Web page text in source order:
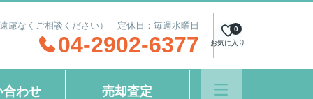
慮なくご相談ください） 定休日：毎週水曜日
04-2902-6377 お気に入り
0
合わせ 売却査定